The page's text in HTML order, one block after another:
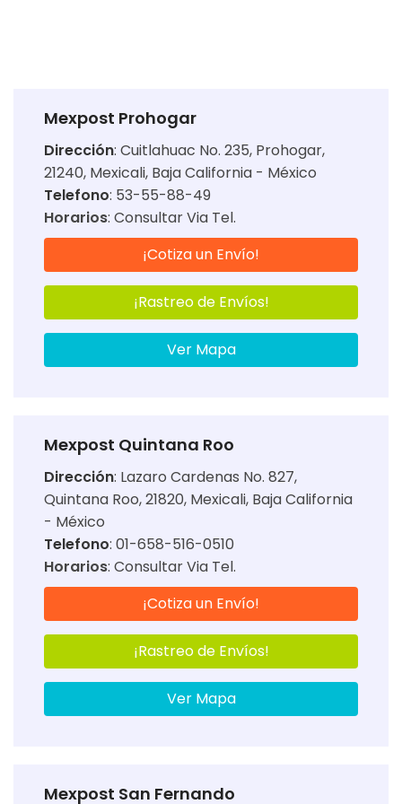
Mexpost Prohogar
Dirección: Cuitlahuac No. 235, Prohogar,
21240, Mexicali, Baja California - México
Telefono: 53-55-88-49
Horarios: Consultar Via Tel.
¡Cotiza un Envío!
¡Rastreo de Envíos!
Ver Mapa
Mexpost Quintana Roo
Dirección: Lazaro Cardenas No. 827,
Quintana Roo, 21820, Mexicali, Baja California
- México
Telefono: 01-658-516-0510
Horarios: Consultar Via Tel.
¡Cotiza un Envío!
¡Rastreo de Envíos!
Ver Mapa
Mexpost San Fernando